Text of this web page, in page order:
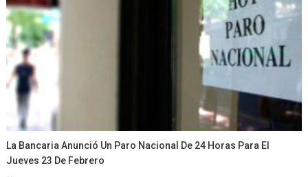
La Bancaria Anunció Un Paro Nacional De 24 Horas Para El
Jueves 23 De Febrero